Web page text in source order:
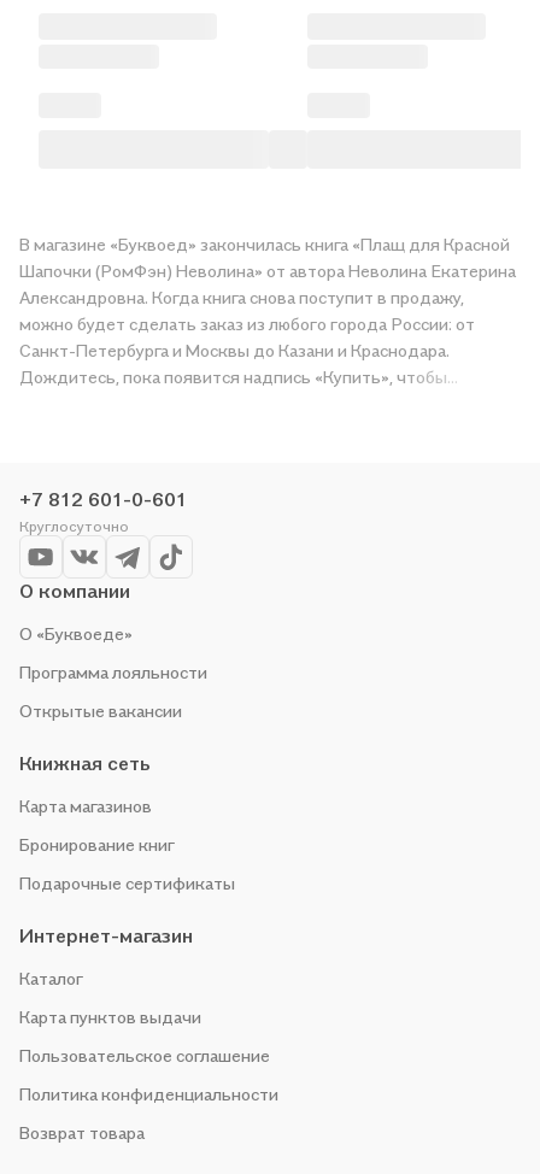
В магазине «Буквоед» закончилась книга «Плащ для Красной
Шапочки (РомФэн) Неволина» от автора Неволина Екатерина
Александровна. Когда книга снова поступит в продажу,
можно будет сделать заказ из любого города России: от
Санкт-Петербурга и Москвы до Казани и Краснодара.
Дождитесь, пока появится надпись «Купить», чтобы
организуем конкурсы и проводим акции. Оставайтесь с нами,
чтобы не упустить выгоду!
+7 812 601-0-601
Круглосуточно
О компании
О «Буквоеде»
Программа лояльности
Открытые вакансии
Книжная сеть
Карта магазинов
Бронирование книг
Подарочные сертификаты
Интернет-магазин
Каталог
Карта пунктов выдачи
Пользовательское соглашение
Политика конфиденциальности
Возврат товара